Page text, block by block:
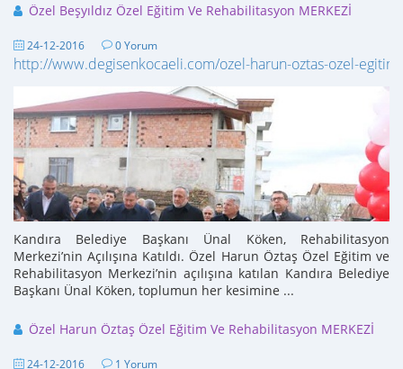
Özel Beşyıldız Özel Eğitim Ve Rehabilitasyon MERKEZİ
24-12-2016 0 Yorum
http://www.degisenkocaeli.com/ozel-harun-oztas-ozel-
Kandıra Belediye Başkanı Ünal Köken, Rehabilitasyon
Merkezi’nin Açılışına Katıldı. Özel Harun Öztaş Özel Eğitim ve
Rehabilitasyon Merkezi’nin açılışına katılan Kandıra Belediye
Başkanı Ünal Köken, toplumun her kesimine ...
Özel Harun Öztaş Özel Eğitim Ve Rehabilitasyon MERKEZİ
24-12-2016 1 Yorum